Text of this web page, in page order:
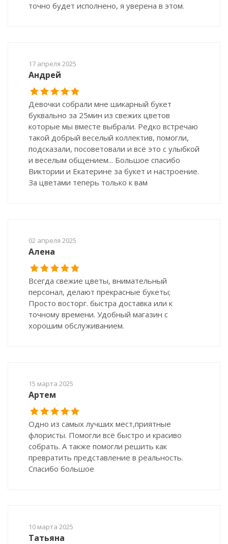
точно будет исполнено, я уверена в этом.
17 апреля 2025
Андрей
Девочки собрали мне шикарный букет
буквально за 25мин из свежих цветов
которые мы вместе выбрали. Редко встречаю
такой добрый веселый коллектив, помогли,
подсказали, посоветовали и всё это с улыбкой
и веселым общением... Большое спасибо
Виктории и Екатерине за букет и настроение.
За цветами теперь только к вам
02 апреля 2025
Алена
Всегда свежие цветы, внимательный
персонал, делают прекрасные букеты;
Просто восторг. быстра доставка или к
точному времени. Удобный магазин с
хорошим обслуживанием.
15 марта 2025
Артем
Одно из самых лучших мест,приятные
флористы. Помогли всё быстро и красиво
собрать. А также помогли решить как
превратить представление в реальность.
Спасибо большое
10 марта 2025
Татьяна